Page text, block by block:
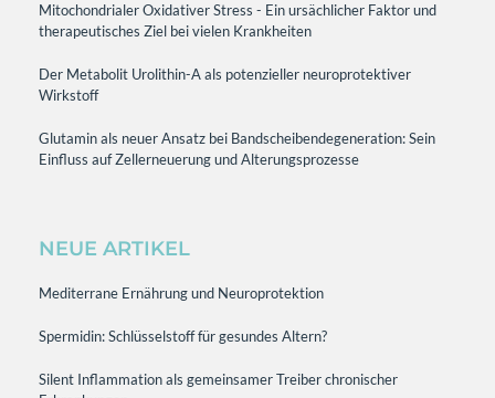
Mitochondrialer Oxidativer Stress - Ein ursächlicher Faktor und
therapeutisches Ziel bei vielen Krankheiten
Der Metabolit Urolithin-A als potenzieller neuroprotektiver
Wirkstoff
Glutamin als neuer Ansatz bei Bandscheibendegeneration: Sein
Einfluss auf Zellerneuerung und Alterungsprozesse
NEUE ARTIKEL
Mediterrane Ernährung und Neuroprotektion
Spermidin: Schlüsselstoff für gesundes Altern?
Silent Inflammation als gemeinsamer Treiber chronischer